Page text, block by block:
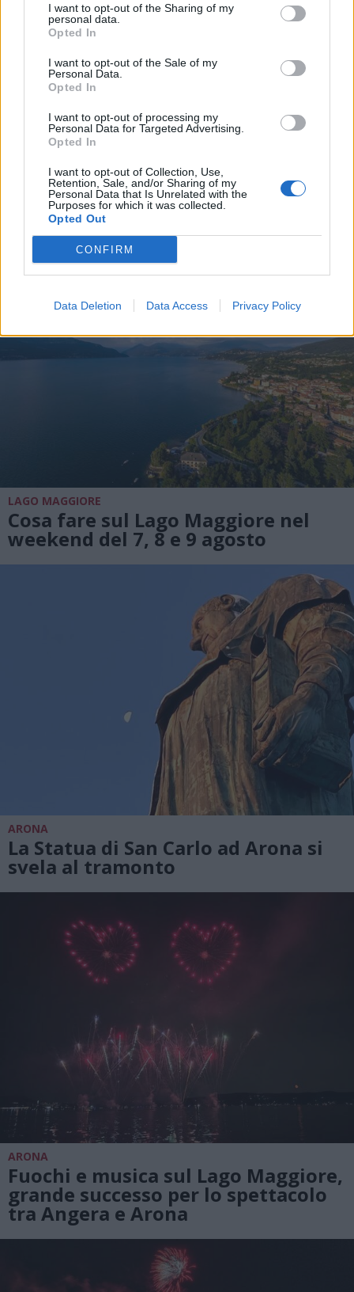
I want to opt-out of the Sharing of my
personal data.
Opted In
I want to opt-out of the Sale of my
Personal Data.
Opted In
I want to opt-out of processing my
Personal Data for Targeted Advertising.
Opted In
I want to opt-out of Collection, Use,
Retention, Sale, and/or Sharing of my
Personal Data that Is Unrelated with the
Purposes for which it was collected.
Opted Out
CONFIRM
Data Deletion Data Access Privacy Policy
ALTRE NOTIZIE DI ARONA
LAGO MAGGIORE
Cosa fare sul Lago Maggiore nel
weekend del 7, 8 e 9 agosto
ARONA
La Statua di San Carlo ad Arona si
svela al tramonto
ARONA
Fuochi e musica sul Lago Maggiore,
grande successo per lo spettacolo
tra Angera e Arona